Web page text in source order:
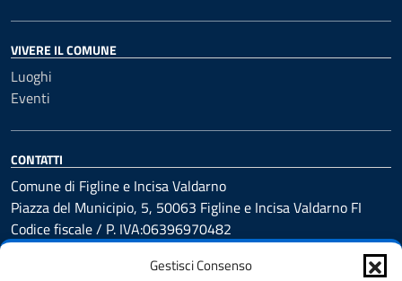
Gestisci Consenso
VIVERE IL COMUNE
Luoghi
Eventi
CONTATTI
Comune di Figline e Incisa Valdarno
Piazza del Municipio, 5, 50063 Figline e Incisa Valdarno FI
Codice fiscale / P. IVA:06396970482